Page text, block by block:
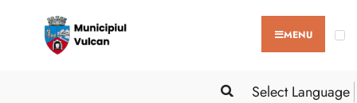
MENU
Select Language